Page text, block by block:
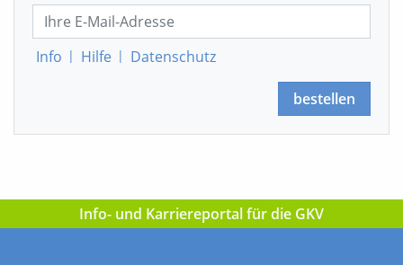
Info | Hilfe | Datenschutz
bestellen
Info- und Karriereportal für die GKV